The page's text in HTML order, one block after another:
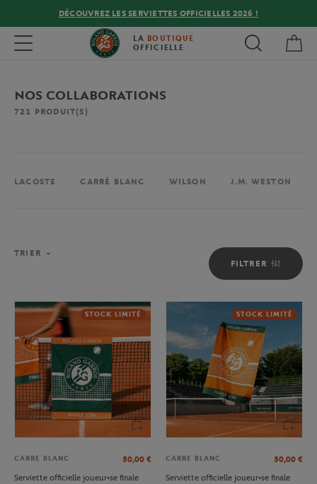
DÉCOUVREZ LES SERVIETTES OFFICIELLES 2026 !
Toggle navigation LA BOUTIQUE
OFFICIELLE
NOS COLLABORATIONS
721 PRODUIT(S)
LACOSTE CARRÉ BLANC WILSON J.M. WESTON
FILTRER
TRIER
STOCK LIMITÉ
CARRE BLANC 50,00 €
Serviette officielle joueur•se finale
STOCK LIMITÉ
CARRE BLANC 50,00 €
Serviette officielle joueur•se finale